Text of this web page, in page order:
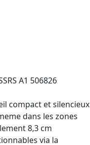
A1 506826
compact et silencieux
dans les zones
8,3 cm
via la